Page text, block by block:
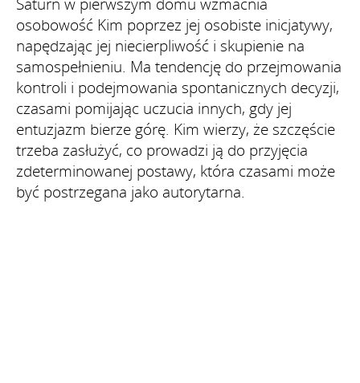
osobowość Kim poprzez jej osobiste inicjatywy,
napędzając jej niecierpliwość i skupienie na
samospełnieniu. Ma tendencję do przejmowania
kontroli i podejmowania spontanicznych decyzji,
czasami pomijając uczucia innych, gdy jej
entuzjazm bierze górę. Kim wierzy, że szczęście
trzeba zasłużyć, co prowadzi ją do przyjęcia
zdeterminowanej postawy, która czasami może
być postrzegana jako autorytarna.